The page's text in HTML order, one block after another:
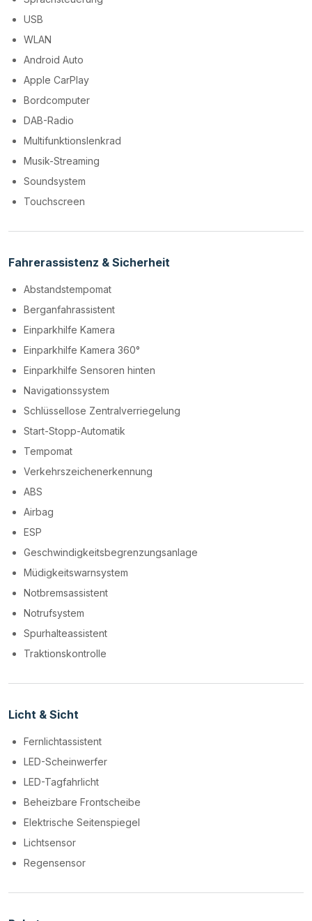
USB
WLAN
Android Auto
Apple CarPlay
Bordcomputer
DAB-Radio
Multifunktionslenkrad
Musik-Streaming
Soundsystem
Touchscreen
Fahrerassistenz & Sicherheit
Abstandstempomat
Berganfahrassistent
Einparkhilfe Kamera
Einparkhilfe Kamera 360°
Einparkhilfe Sensoren hinten
Navigationssystem
Schlüssellose Zentralverriegelung
Start-Stopp-Automatik
Tempomat
Verkehrszeichenerkennung
ABS
Airbag
ESP
Geschwindigkeitsbegrenzungsanlage
Müdigkeitswarnsystem
Notbremsassistent
Notrufsystem
Spurhalteassistent
Traktionskontrolle
Licht & Sicht
Fernlichtassistent
LED-Scheinwerfer
LED-Tagfahrlicht
Beheizbare Frontscheibe
Elektrische Seitenspiegel
Lichtsensor
Regensensor